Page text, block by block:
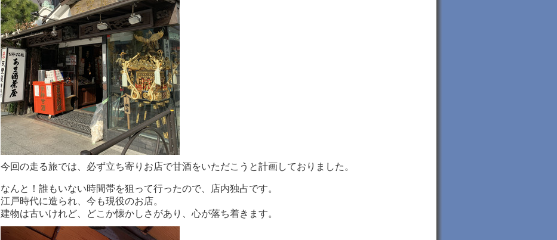
今回の走る旅では、必ず立ち寄りお店で甘酒をいただこうと計画しておりました。
なんと！誰もいない時間帯を狙って行ったので、店内独占です。
江戸時代に造られ、今も現役のお店。
建物は古いけれど、どこか懐かしさがあり、心が落ち着きます。